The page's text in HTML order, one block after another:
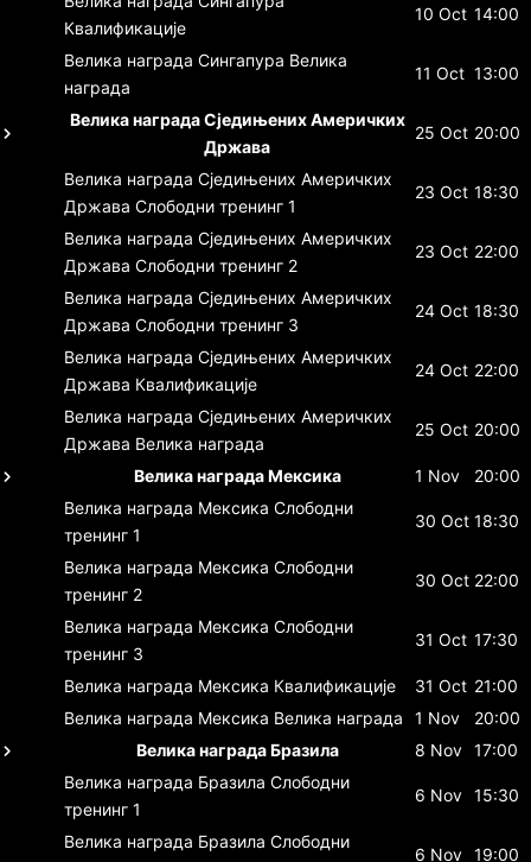
Квалификације
10 Oct 14:00
Велика награда Сингапура Велика
награда
11 Oct 13:00
Велика награда Сједињених Америчких
Држава
25 Oct 20:00
Велика награда Сједињених Америчких
Држава Слободни тренинг 1
23 Oct 18:30
Велика награда Сједињених Америчких
Држава Слободни тренинг 2
23 Oct 22:00
Велика награда Сједињених Америчких
Држава Слободни тренинг 3
24 Oct 18:30
Велика награда Сједињених Америчких
Држава Квалификације
24 Oct 22:00
Велика награда Сједињених Америчких
Држава Велика награда
25 Oct 20:00
Велика награда Мексика 1 Nov
20:00
Велика награда Мексика Слободни
тренинг 1
30 Oct 18:30
Велика награда Мексика Слободни
тренинг 2
30 Oct 22:00
Велика награда Мексика Слободни
тренинг 3
31 Oct 17:30
Велика награда Мексика Квалификације 31 Oct 21:00
Велика награда Мексика Велика награда 1 Nov
20:00
Велика награда Бразила
8 Nov 17:00
Велика награда Бразила Слободни
тренинг 1
6 Nov 15:30
Велика награда Бразила Слободни
6 Nov 19:00